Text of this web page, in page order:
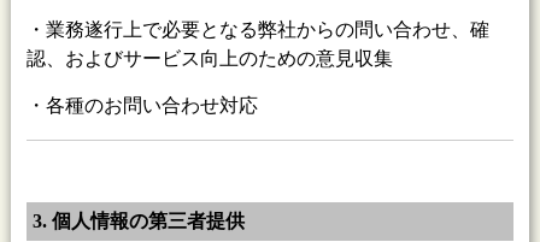
・業務遂行上で必要となる弊社からの問い合わせ、確
認、およびサービス向上のための意見収集
・各種のお問い合わせ対応
3. 個人情報の第三者提供